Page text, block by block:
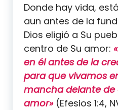
Donde hay vida,
aun antes de la
Dios eligió a Su
centro de Su amor:
en él antes de la
para que vivamos
mancha delante de
amor»(Efesios 1:4,